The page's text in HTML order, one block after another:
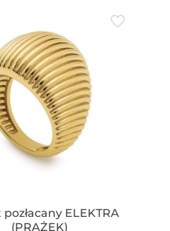
ELEKTRA
(PRĄŻEK)